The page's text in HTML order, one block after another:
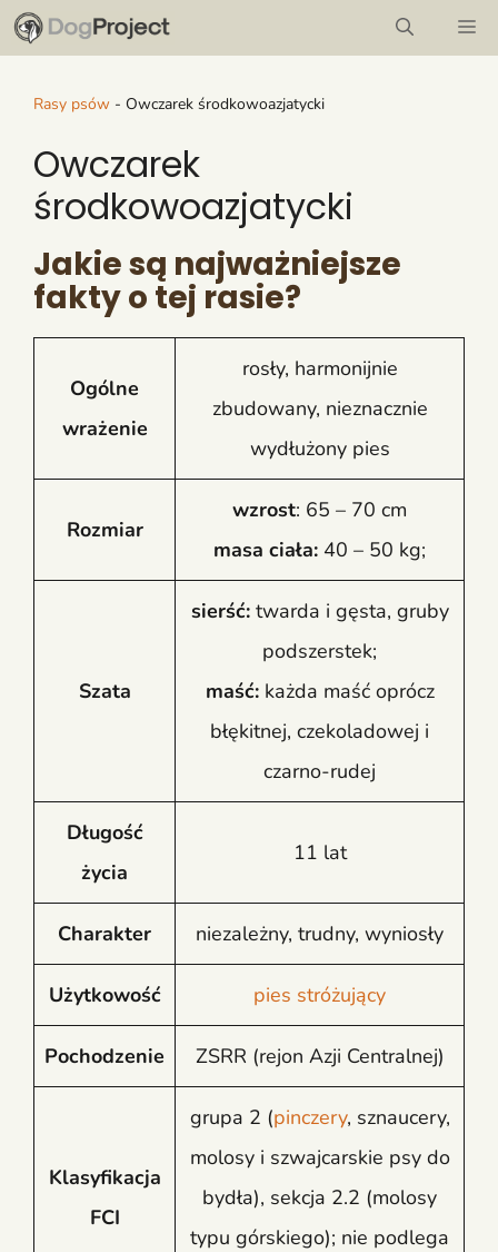
Przejdź
do
treściRasy psów - Owczarek środkowoazjatycki
Owczarek
środkowoazjatycki
Jakie są najważniejsze
fakty o tej rasie?
Ogólne
wrażenie
rosły, harmonijnie
zbudowany, nieznacznie
wydłużony pies
Rozmiar
wzrost: 65 – 70 cm
masa ciała: 40 – 50 kg;
Szata
sierść: twarda i gęsta, gruby
podszerstek;
maść:każda maść oprócz
błękitnej, czekoladowej i
czarno-rudej
Długość
życia
11 lat
Charakter niezależny, trudny, wyniosły
Użytkowość pies stróżujący
Pochodzenie ZSRR (rejon Azji Centralnej)
Klasyfikacja
FCI
grupa 2 (pinczery, sznaucery,
molosy i szwajcarskie psy do
bydła), sekcja 2.2 (molosy
typu górskiego); nie podlega